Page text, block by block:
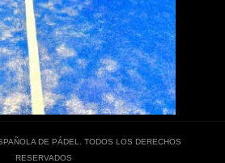
DE PÁDEL. TODOS LOS DERECHOS
RESERVADOS